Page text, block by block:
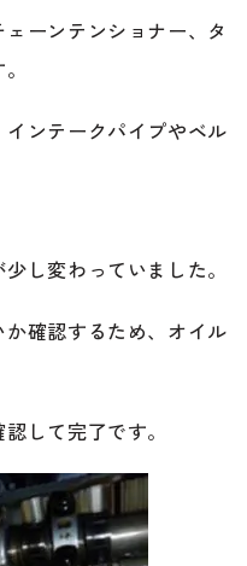
ーンテンショナー、タ
ンテークパイプやベル
し変わっていました。
確認するため、オイル
して完了です。